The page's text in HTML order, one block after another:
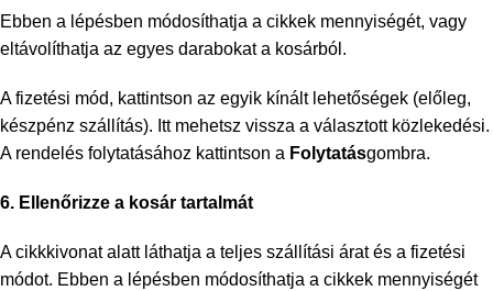
Ebben a lépésben módosíthatja a cikkek mennyiségét, vagy
eltávolíthatja az egyes darabokat a kosárból.
A fizetési mód, kattintson az egyik kínált lehetőségek (előleg,
készpénz szállítás). Itt mehetsz vissza a választott közlekedési.
A rendelés folytatásához kattintson a Folytatásgombra.
6. Ellenőrizze a kosár tartalmát
A cikkkivonat alatt láthatja a teljes szállítási árat és a fizetési
módot. Ebben a lépésben módosíthatja a cikkek mennyiségét